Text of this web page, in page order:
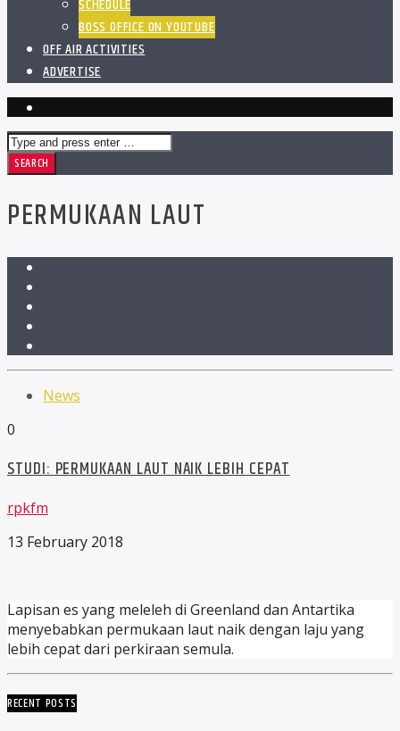
SCHEDULE
BOSS OFFICE ON YOUTUBE
OFF AIR ACTIVITIES
ADVERTISE
PERMUKAAN LAUT
News
0
STUDI: PERMUKAAN LAUT NAIK LEBIH CEPAT
rpkfm
13 February 2018
Lapisan es yang meleleh di Greenland dan Antartika
menyebabkan permukaan laut naik dengan laju yang
lebih cepat dari perkiraan semula.
RECENT POSTS